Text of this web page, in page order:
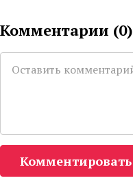
Комментарии (0)
Комментировать